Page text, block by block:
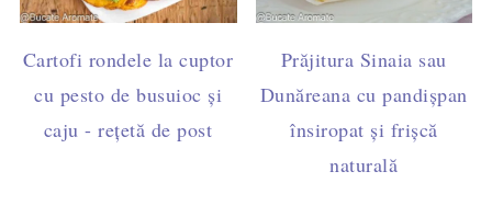
Cartofi rondele la cuptor
cu pesto de busuioc și
caju - rețetă de post
Prăjitura Sinaia sau
Dunăreana cu pandișpan
însiropat și frișcă
naturală